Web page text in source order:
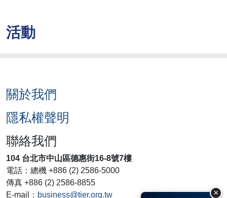
×
活動
關於我們
隱私權聲明
聯絡我們
104 台北市中山區德惠街16-8號7樓
電話：總機 +886 (2) 2586-5000
傳真 +886 (2) 2586-8855
E-mail： business@tier.org.tw